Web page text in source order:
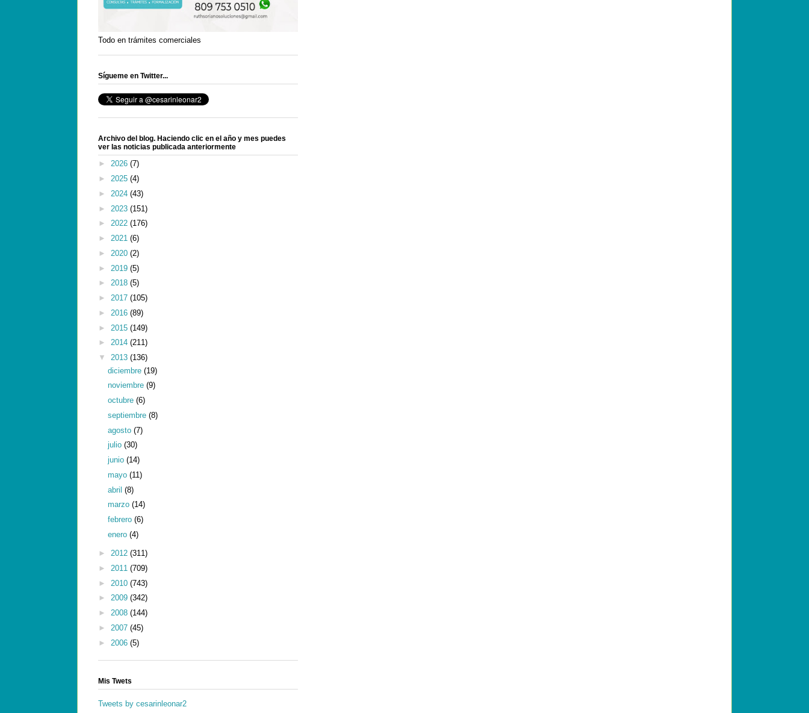
Todo en trámites comerciales
Sígueme en Twitter...
Archivo del blog. Haciendo clic en el año y mes puedes
ver las noticias publicada anteriormente
► 2026 (7)
► 2025 (4)
► 2024 (43)
► 2023 (151)
► 2022 (176)
► 2021 (6)
► 2020 (2)
► 2019 (5)
► 2018 (5)
► 2017 (105)
► 2016 (89)
► 2015 (149)
► 2014 (211)
▼ 2013 (136)
diciembre (19)
noviembre (9)
octubre (6)
septiembre (8)
agosto (7)
julio (30)
junio (14)
mayo (11)
abril (8)
marzo (14)
febrero (6)
enero (4)
► 2012 (311)
► 2011 (709)
► 2010 (743)
► 2009 (342)
► 2008 (144)
► 2007 (45)
► 2006 (5)
Mis Twets
Tweets by cesarinleonar2